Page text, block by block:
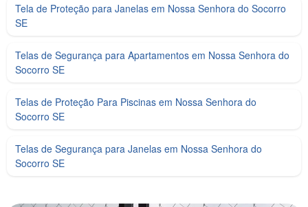
Tela de Proteção para Janelas em Nossa Senhora do Socorro
SE
Telas de Segurança para Apartamentos em Nossa Senhora do
Socorro SE
Telas de Proteção Para Piscinas em Nossa Senhora do
Socorro SE
Telas de Segurança para Janelas em Nossa Senhora do
Socorro SE